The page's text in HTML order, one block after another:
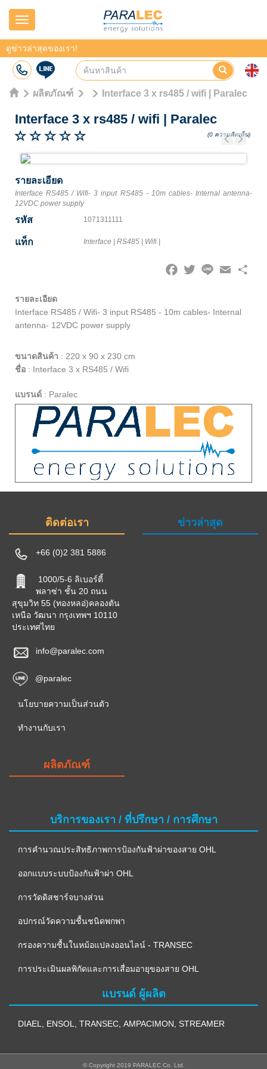
Navigation
ดูข่าวล่าสุดของเรา!
ผลิตภัณฑ์ Interface 3 x rs485 / wifi | Paralec
Interface 3 x rs485 / wifi | Paralec
(0 ความคิดเห็น)
Previous
Next
รายละเอียด
Interface RS485 / Wifi- 3 input RS485 - 10m cables- Internal antenna-
12VDC power supply
รหัส 1071311111
แท็ก Interface| RS485| Wifi|
รายละเอียด
Interface RS485 / Wifi- 3 input RS485 - 10m cables- Internal
antenna- 12VDC power supply
ขนาดสินค้า : 220 x 90 x 230 cm
ชื่อ : Interface 3 x RS485 / Wifi
แบรนด์ : Paralec
ติดต่อเรา
+66 (0)2 381 5886
1000/5-6 ลิเบอร์ตี้
พลาซ่า ชั้น 20 ถนน
สุขุมวิท 55 (ทองหลอ่)คลองตัน
เหนือ วัฒนา กรุงเทพฯ 10110
ประเทศไทย
info@paralec.com
@paralec
นโยบายความเป็นส่วนตัว
ทำงานกับเรา
ข่าวล่าสุด
ผลิตภัณฑ์
บริการของเรา / ที่ปรึกษา / การศึกษา
การคำนวณประสิทธิภาพการป้องกันฟ้าผ่าของสาย OHL
ออกแบบระบบป้องกันฟ้าผ่า OHL
การวัดดิสชาร์จบางส่วน
อปกรณ์วัดความชื้นชนิดพกพา
กรองความชื้นในหม้อแปลงออนไลน์ - TRANSEC
การประเมินผลพิกัดและการเสื่อมอายุของสาย OHL
แบรนด์ ผู้ผลิต
DIAEL ENSOL TRANSEC AMPACIMON STREAMER
© Copyright 2019 PARALEC Co. Ltd.